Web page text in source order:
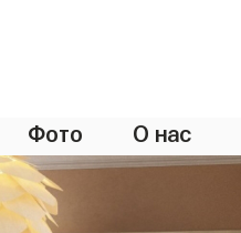
Фото О нас